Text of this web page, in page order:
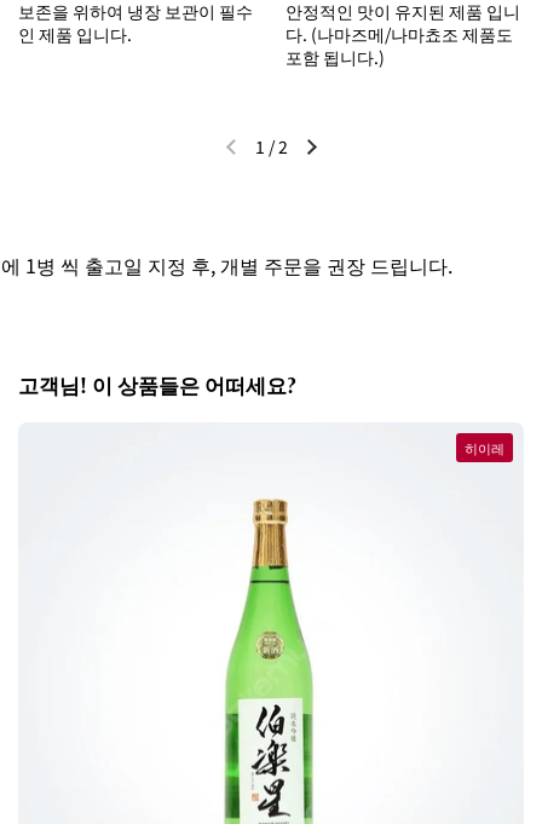
보존을 위하여 냉장 보관이 필수
인 제품 입니다.
안정적인 맛이 유지된 제품 입니
다. (나마즈메/나마쵸조 제품도
포함 됩니다.)
이전 슬라이드다음 슬라이드
1 /2
병 씩 출고일 지정 후, 개별 주문을 권장 드립니다.
고객님! 이 상품들은 어떠세요?
히이레